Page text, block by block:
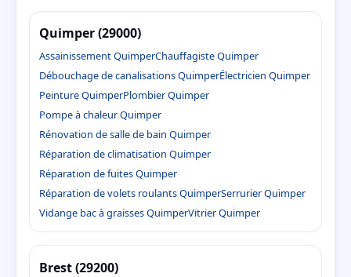
Quimper (29000)
Assainissement QuimperChauffagiste Quimper
Débouchage de canalisations QuimperÉlectricien Quimper
Peinture QuimperPlombier Quimper
Pompe à chaleur Quimper
Rénovation de salle de bain Quimper
Réparation de climatisation Quimper
Réparation de fuites Quimper
Réparation de volets roulants QuimperSerrurier Quimper
Vidange bac à graisses QuimperVitrier Quimper
Brest (29200)